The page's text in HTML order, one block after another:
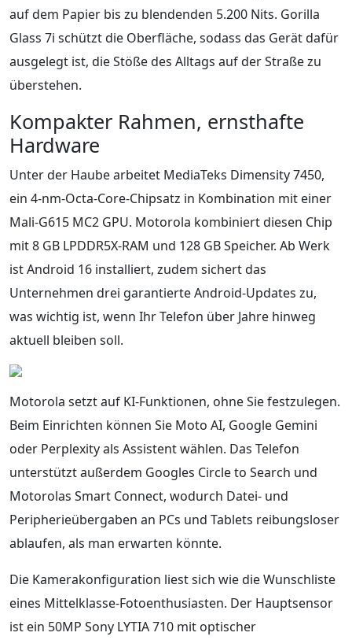
auf dem Papier bis zu blendenden 5.200 Nits. Gorilla
Glass 7i schützt die Oberfläche, sodass das Gerät dafür
ausgelegt ist, die Stöße des Alltags auf der Straße zu
überstehen.
Kompakter Rahmen, ernsthafte
Hardware
Unter der Haube arbeitet MediaTeks Dimensity 7450,
ein 4-nm-Octa-Core-Chipsatz in Kombination mit einer
Mali-G615 MC2 GPU. Motorola kombiniert diesen Chip
mit 8 GB LPDDR5X-RAM und 128 GB Speicher. Ab Werk
ist Android 16 installiert, zudem sichert das
Unternehmen drei garantierte Android-Updates zu,
was wichtig ist, wenn Ihr Telefon über Jahre hinweg
aktuell bleiben soll.
Motorola setzt auf KI-Funktionen, ohne Sie festzulegen.
Beim Einrichten können Sie Moto AI, Google Gemini
oder Perplexity als Assistent wählen. Das Telefon
unterstützt außerdem Googles Circle to Search und
Motorolas Smart Connect, wodurch Datei- und
Peripherieübergaben an PCs und Tablets reibungsloser
ablaufen, als man erwarten könnte.
Die Kamerakonfiguration liest sich wie die Wunschliste
eines Mittelklasse-Fotoenthusiasten. Der Hauptsensor
ist ein 50MP Sony LYTIA 710 mit optischer